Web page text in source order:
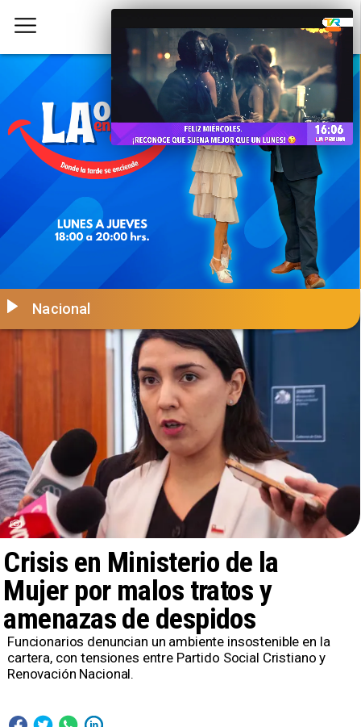
Crisis en Ministerio de la
Mujer por malos tratos y
amenazas de despidos
Nacional
Funcionarios denuncian un ambiente insostenible en la
cartera, con tensiones entre Partido Social Cristiano y
Renovación Nacional.